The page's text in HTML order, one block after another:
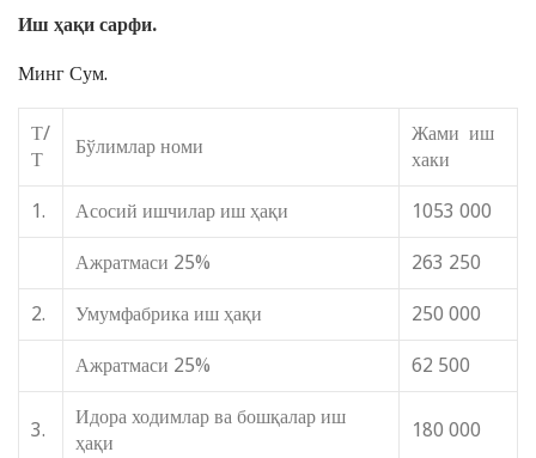
Иш ҳақи сарфи.
Минг Сум.
Т/
Т
Бўлимлар номи
Жами иш
хаки
1. Асосий ишчилар иш ҳақи 1053 000
Ажратмаси 25% 263 250
2. Умумфабрика иш ҳақи 250 000
Ажратмаси 25% 62 500
3.
Идора ходимлар ва бошқалар иш
ҳақи
180 000